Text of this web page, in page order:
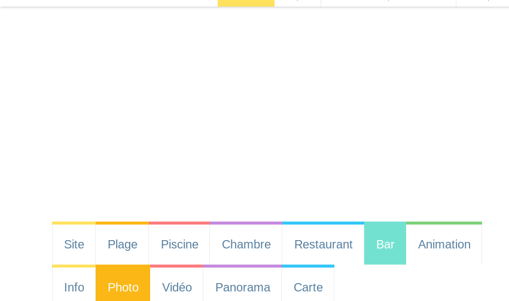
Site Plage Piscine Chambre Restaurant Bar Animation
Info Photo Vidéo Panorama Carte